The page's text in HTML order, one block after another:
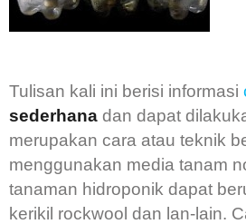
Tulisan kali ini berisi informasi
sederhana dan dapat
merupakan cara atau teknik
menggunakan media tanam
tanaman hidroponik dapat
kerikil rockwool dan lan-lain.